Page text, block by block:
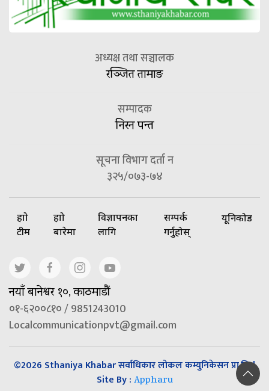
अध्यक्ष तथा सञ्चालक
रञ्जित तामाङ
सम्पादक
निरन पन्त
सूचना विभाग दर्ता न
३२५/०७३-७४
हाम्रो
टीम
हाम्रो
बारेमा
विज्ञापनका
लागि
सम्पर्क
गर्नुहोस्
यूनिकोड
नयाँ बानेश्वर १०, काठमाडौं
०१-६२००८१० / 9851243010
Localcommunicationpvt@gmail.com
©2026 Sthaniya Khabar सर्वाधिकार लोकल कम्युनिकेसन प्रा.लि |
Site By : Appharu